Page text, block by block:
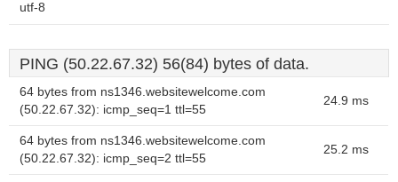
utf-8
PING (50.22.67.32) 56(84) bytes of data.
64 bytes from ns1346.websitewelcome.com
(50.22.67.32): icmp_seq=1 ttl=55
24.9 ms
64 bytes from ns1346.websitewelcome.com
(50.22.67.32): icmp_seq=2 ttl=55
25.2 ms